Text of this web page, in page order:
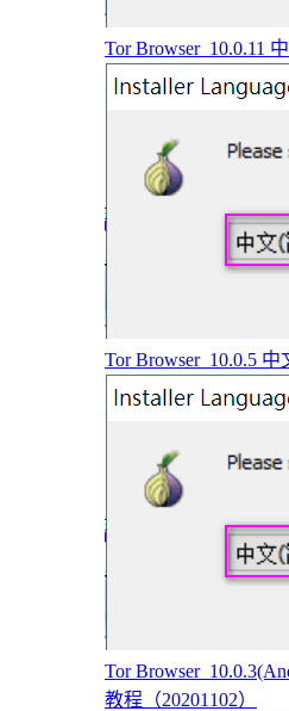
Tor Browser_10.0.11
Tor Browser_10.0.5 中
Tor
教程（20201102）